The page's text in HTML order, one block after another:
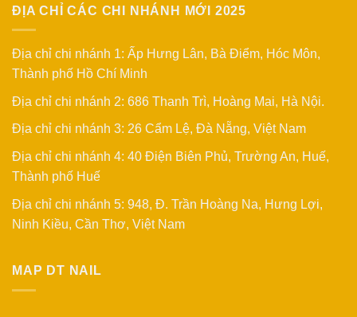
ĐỊA CHỈ CÁC CHI NHÁNH MỚI 2025
Địa chỉ chi nhánh 1: Ấp Hưng Lân, Bà Điểm, Hóc Môn,
Thành phố Hồ Chí Minh
Địa chỉ chi nhánh 2: 686 Thanh Trì, Hoàng Mai, Hà Nội.
Địa chỉ chi nhánh 3: 26 Cẩm Lệ, Đà Nẵng, Việt Nam
Địa chỉ chi nhánh 4: 40 Điện Biên Phủ, Trường An, Huế,
Thành phố Huế
Địa chỉ chi nhánh 5: 948, Đ. Trần Hoàng Na, Hưng Lợi,
Ninh Kiều, Cần Thơ, Việt Nam
MAP DT NAIL